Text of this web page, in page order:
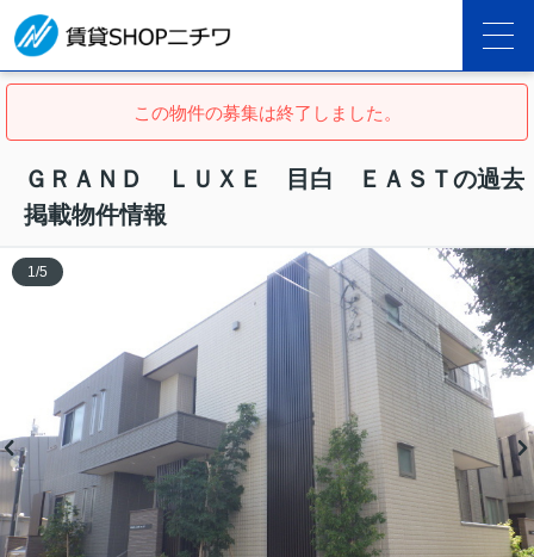
この物件の募集は終了しました。
ＧＲＡＮＤ ＬＵＸＥ 目白 ＥＡＳＴの過去
掲載物件情報
1 /5